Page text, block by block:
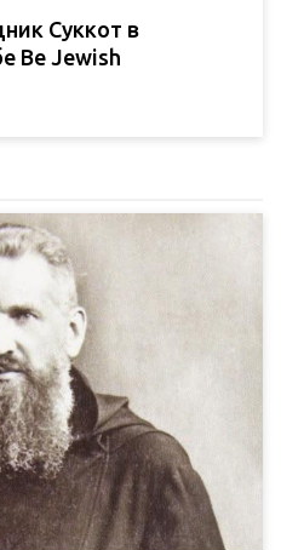
Суккот в
Be Jewish